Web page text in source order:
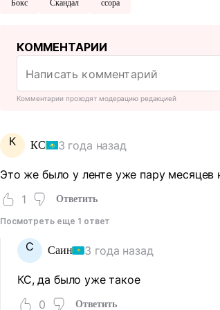
Бокс Скандал ссора
КОММЕНТАРИИ
Комментарии проходят модерацию редакцией
К КС 3 года назад
Это же было у ленте уже пару месяцев
1
Ответить
Посмотреть еще 1 ответ
С Саин 3 года назад
КС, да было уже такое
0
Ответить